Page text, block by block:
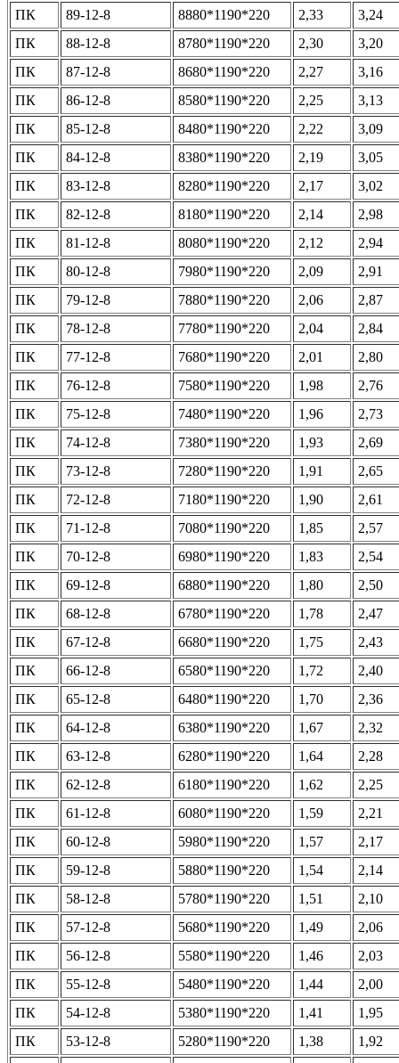
ПК
89-12-8 8880*1190*220 2,33
3,24
ПК
88-12-8 8780*1190*220 2,30
3,20
ПК
87-12-8 8680*1190*220 2,27
3,16
ПК
86-12-8 8580*1190*220 2,25
3,13
ПК
85-12-8 8480*1190*220 2,22
3,09
ПК
84-12-8 8380*1190*220 2,19
3,05
ПК
83-12-8 8280*1190*220 2,17
3,02
ПК
82-12-8 8180*1190*220 2,14
2,98
ПК
81-12-8 8080*1190*220 2,12
2,94
ПК
80-12-8 7980*1190*220 2,09
2,91
ПК
79-12-8 7880*1190*220 2,06
2,87
ПК
78-12-8 7780*1190*220 2,04
2,84
ПК
77-12-8 7680*1190*220 2,01
2,80
ПК
76-12-8 7580*1190*220 1,98
2,76
ПК
75-12-8 7480*1190*220 1,96
2,73
ПК
74-12-8 7380*1190*220 1,93
2,69
ПК
73-12-8 7280*1190*220 1,91
2,65
ПК
72-12-8 7180*1190*220 1,90
2,61
ПК
71-12-8 7080*1190*220 1,85
2,57
ПК
70-12-8 6980*1190*220 1,83
2,54
ПК
69-12-8 6880*1190*220 1,80
2,50
ПК
68-12-8 6780*1190*220 1,78
2,47
ПК
67-12-8 6680*1190*220 1,75
2,43
ПК
66-12-8 6580*1190*220 1,72
2,40
ПК
65-12-8 6480*1190*220 1,70
2,36
ПК
64-12-8 6380*1190*220 1,67
2,32
ПК
63-12-8 6280*1190*220 1,64
2,28
ПК
62-12-8 6180*1190*220 1,62
2,25
ПК
61-12-8 6080*1190*220 1,59
2,21
ПК
60-12-8 5980*1190*220 1,57
2,17
ПК
59-12-8 5880*1190*220 1,54
2,14
ПК
58-12-8 5780*1190*220 1,51
2,10
ПК
57-12-8 5680*1190*220 1,49
2,06
ПК
56-12-8 5580*1190*220 1,46
2,03
ПК
55-12-8 5480*1190*220 1,44
2,00
ПК
54-12-8 5380*1190*220 1,41
1,95
ПК
53-12-8 5280*1190*220 1,38
1,92